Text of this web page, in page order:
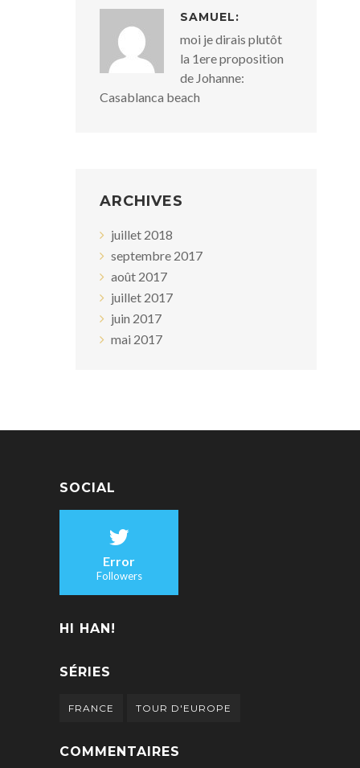
SAMUEL:
moi je dirais plutôt
la 1ere proposition
de Johanne:
Casablanca beach
ARCHIVES
juillet 2018
septembre 2017
août 2017
juillet 2017
juin 2017
mai 2017
SOCIAL
Error
Followers
HI HAN!
SÉRIES
FRANCE TOUR D'EUROPE
COMMENTAIRES